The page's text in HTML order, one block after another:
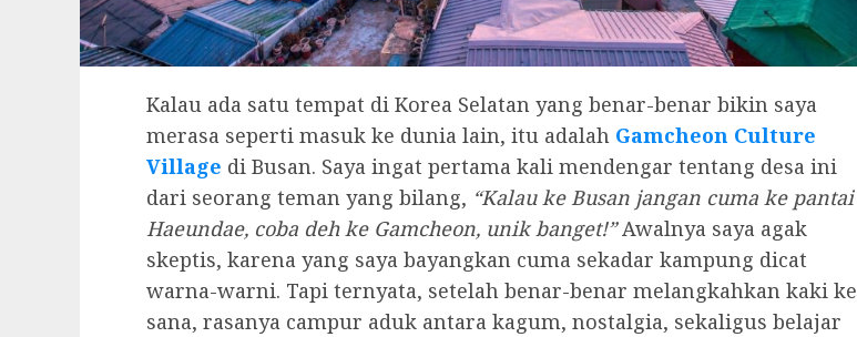
Kalau ada satu tempat di Korea Selatan yang benar-benar bikin saya
merasa seperti masuk ke dunia lain, itu adalah Gamcheon Culture
Village di Busan. Saya ingat pertama kali mendengar tentang desa ini
dari seorang teman yang bilang, “Kalau ke Busan jangan cuma ke pantai
Haeundae, coba deh ke Gamcheon, unik banget!”Awalnya saya agak
skeptis, karena yang saya bayangkan cuma sekadar kampung dicat
warna-warni. Tapi ternyata, setelah benar-benar melangkahkan kaki ke
sana, rasanya campur aduk antara kagum, nostalgia, sekaligus belajar